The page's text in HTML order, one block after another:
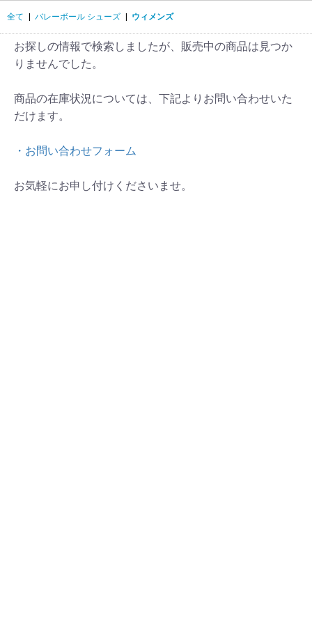
全て バレーボール シューズ ウィメンズ
お探しの情報で検索しましたが、販売中の商品は見つか
りませんでした。
商品の在庫状況については、下記よりお問い合わせいた
だけます。
・お問い合わせフォーム
お気軽にお申し付けくださいませ。